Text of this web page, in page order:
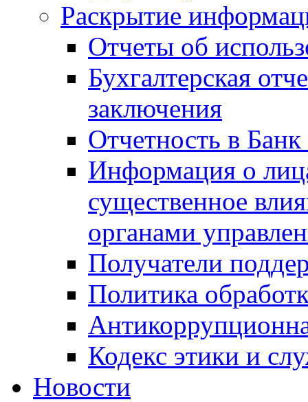
Раскрытие
Отчеты об
Бухгалтерская
заключения
Отчетность в
Информация о
существенное
органами
Получатели
Политика
Кодекс этики и
Новости